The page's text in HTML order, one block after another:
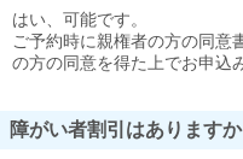
はい、可能です。
ご予約時に親権者の方の同意
の方の同意を得た上でお申込
障がい者割引はありますか